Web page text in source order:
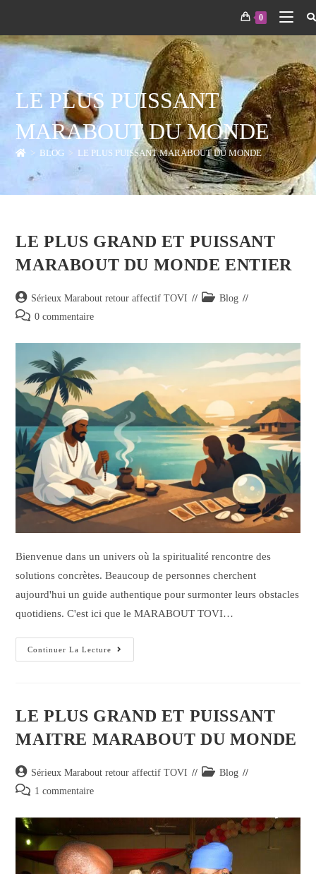
0
LE PLUS PUISSANT
MARABOUT DU MONDE
> BLOG > LE PLUS PUISSANT MARABOUT DU MONDE
LE PLUS GRAND ET PUISSANT
MARABOUT DU MONDE ENTIER
Sérieux Marabout retour affectif TOVI
Blog
0 commentaire
Bienvenue dans un univers où la spiritualité rencontre des
solutions concrètes. Beaucoup de personnes cherchent
aujourd'hui un guide authentique pour surmonter leurs obstacles
quotidiens. C'est ici que le MARABOUT TOVI…
Continuer La Lecture
LE PLUS GRAND ET PUISSANT
MAITRE MARABOUT DU MONDE
Sérieux Marabout retour affectif TOVI
Blog
1 commentaire